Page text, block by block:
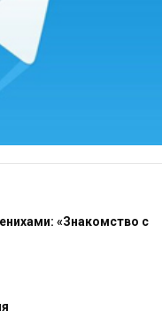
«Знакомство с